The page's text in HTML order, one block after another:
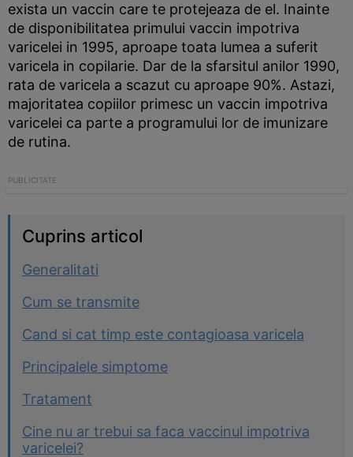
exista un vaccin care te protejeaza de el. Inainte
de disponibilitatea primului vaccin impotriva
varicelei in 1995, aproape toata lumea a suferit
varicela in copilarie. Dar de la sfarsitul anilor 1990,
rata de varicela a scazut cu aproape 90%. Astazi,
majoritatea copiilor primesc un vaccin impotriva
varicelei ca parte a programului lor de imunizare
de rutina.
Cuprins articol
Generalitati
Cum se transmite
Cand si cat timp este contagioasa varicela
Principalele simptome
Tratament
Cine nu ar trebui sa faca vaccinul impotriva
varicelei?